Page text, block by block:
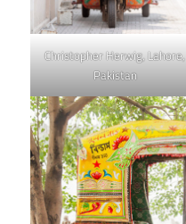
Christopher Herwig, Lahore,
Pakistan